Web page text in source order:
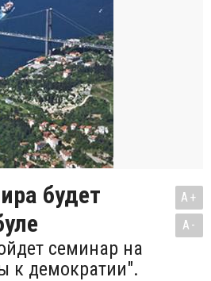
будет
семинар на
к демократии".
A+
A-